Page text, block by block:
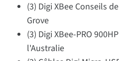
(3) Digi XBee Conseils
Grove
(3) Digi XBee-PRO
l'Australie